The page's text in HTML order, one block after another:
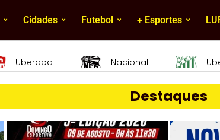
Cidades Futebol + Esportes
Uberlândia Essube
Destaques